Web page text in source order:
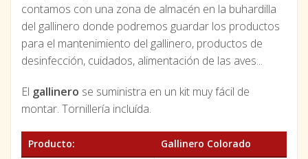
contamos con una zona de almacén en la buhardilla
del gallinero donde podremos guardar los productos
para el mantenimiento del gallinero, productos de
desinfección, cuidados, alimentación de las aves...
El gallinero se suministra en un kit muy fácil de
montar. Tornillería incluída.
Producto:
Gallinero Colorado